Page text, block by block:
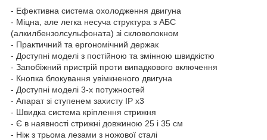
- Ефективна система охолодження двигуна
- Міцна, але легка несуча структура з АБС
(алкилбензолсульфоната) зі скловолокном
- Практичний та ергономічний держак
- Доступні моделі з постійною та змінною швидкістю
- Запобіжний пристрій проти випадкового включення
- Кнопка блокування увімкненого двигуна
- Доступні моделі 3-х потужностей
- Апарат зі ступенем захисту IP x3
- Швидка система кріплення стрижня
- Є в наявності стрижні довжиною 25 і 35 см
- Ніж з трьома лезами з ножової сталі